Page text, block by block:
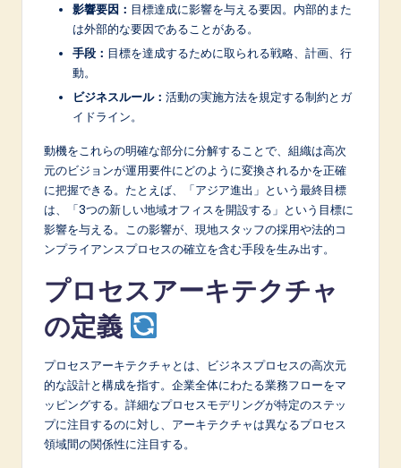
影響要因： 目標達成に影響を与える要因。内部的また
は外部的な要因であることがある。
手段： 目標を達成するために取られる戦略、計画、行
動。
ビジネスルール： 活動の実施方法を規定する制約とガ
イドライン。
動機をこれらの明確な部分に分解することで、組織は高次
元のビジョンが運用要件にどのように変換されるかを正確
に把握できる。たとえば、「アジア進出」という最終目標
は、「3つの新しい地域オフィスを開設する」という目標に
影響を与える。この影響が、現地スタッフの採用や法的コ
ンプライアンスプロセスの確立を含む手段を生み出す。
プロセスアーキテクチャ
の定義
プロセスアーキテクチャとは、ビジネスプロセスの高次元
的な設計と構成を指す。企業全体にわたる業務フローをマ
ッピングする。詳細なプロセスモデリングが特定のステッ
プに注目するのに対し、アーキテクチャは異なるプロセス
領域間の関係性に注目する。